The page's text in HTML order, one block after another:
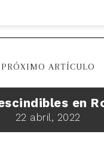
PRÓXIMO ARTÍCULO
en
22 abril, 2022